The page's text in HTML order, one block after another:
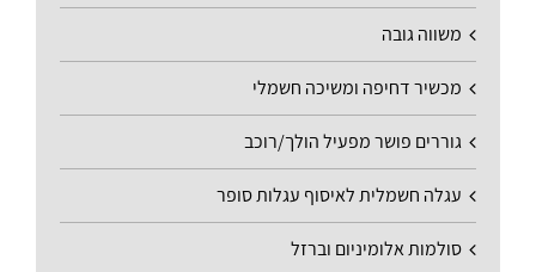
משווה גובה
מכשיר דחיפה ומשיכה חשמלי
גוררים פושר מפעיל הולך/רוכב
עגלה חשמלית לאיסוף עגלות סופר
סולמות אלומיניום וברזל